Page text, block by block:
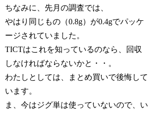
ちなみに、先月の調査では、
やはり同じもの（0.8g）が0.4gでパッケ
ージされていました。
TICTはこれを知っているのなら、回収
しなければならないかと・・。
わたしとしては、まとめ買いで後悔して
います。
ま、今はジグ単は使っていないので、い